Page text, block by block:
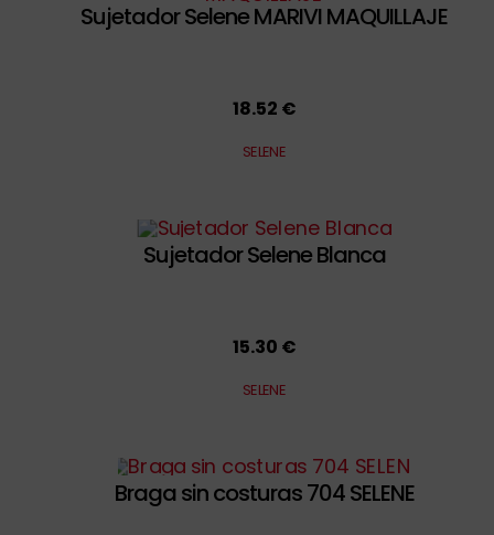
Sujetador Selene MARIVI MAQUILLAJE
18.52 €
SELENE
Sujetador Selene Blanca
15.30 €
SELENE
Braga sin costuras 704 SELENE